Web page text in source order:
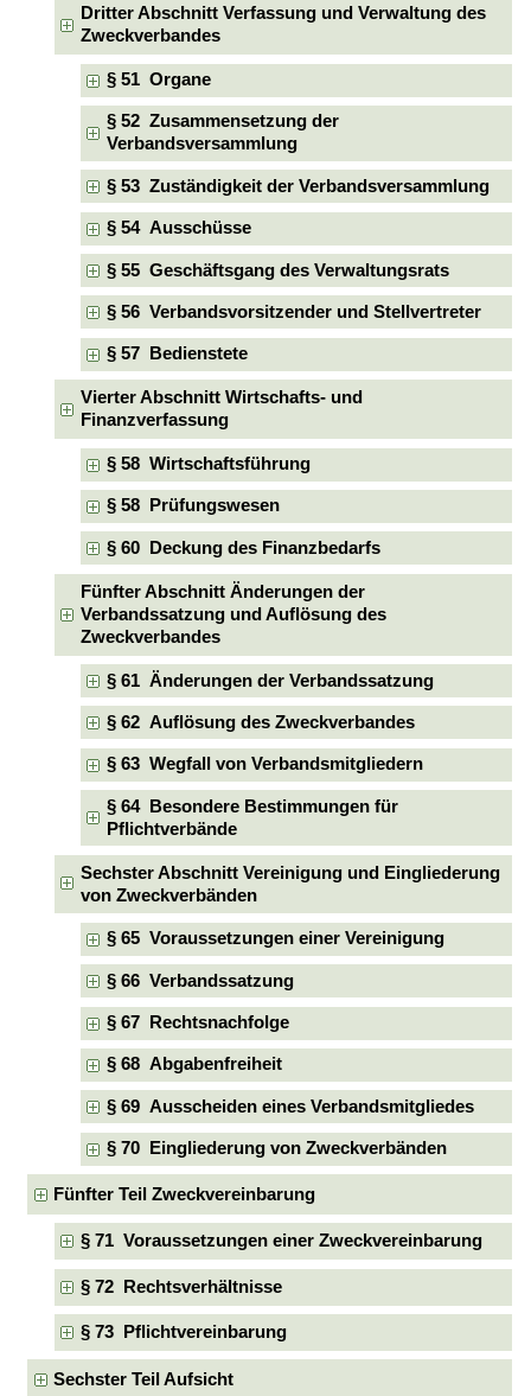
Dritter Abschnitt Verfassung und Verwaltung des
Zweckverbandes
§ 51 Organe
§ 52 Zusammensetzung der
Verbandsversammlung
§ 53 Zuständigkeit der Verbandsversammlung
§ 54 Ausschüsse
§ 55 Geschäftsgang des Verwaltungsrats
§ 56 Verbandsvorsitzender und Stellvertreter
§ 57 Bedienstete
Vierter Abschnitt Wirtschafts- und
Finanzverfassung
§ 58 Wirtschaftsführung
§ 58 Prüfungswesen
§ 60 Deckung des Finanzbedarfs
Fünfter Abschnitt Änderungen der
Verbandssatzung und Auflösung des
Zweckverbandes
§ 61 Änderungen der Verbandssatzung
§ 62 Auflösung des Zweckverbandes
§ 63 Wegfall von Verbandsmitgliedern
§ 64 Besondere Bestimmungen für
Pflichtverbände
Sechster Abschnitt Vereinigung und Eingliederung
von Zweckverbänden
§ 65 Voraussetzungen einer Vereinigung
§ 66 Verbandssatzung
§ 67 Rechtsnachfolge
§ 68 Abgabenfreiheit
§ 69 Ausscheiden eines Verbandsmitgliedes
§ 70 Eingliederung von Zweckverbänden
Fünfter Teil Zweckvereinbarung
§ 71 Voraussetzungen einer Zweckvereinbarung
§ 72 Rechtsverhältnisse
§ 73 Pflichtvereinbarung
Sechster Teil Aufsicht